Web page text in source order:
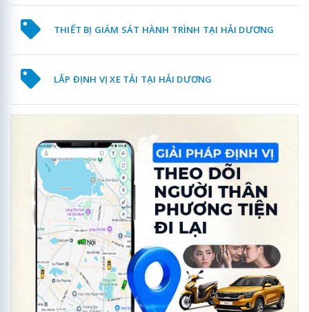
THIẾT BỊ GIÁM SÁT HÀNH TRÌNH TẠI HẢI DƯƠNG
LẮP ĐỊNH VỊ XE TẢI TẠI HẢI DƯƠNG